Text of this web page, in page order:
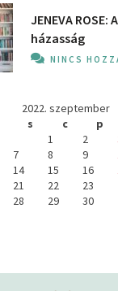
JENEVA
házasság
NINCS
2022. szeptember
s c p
1
2
7 8 9
14 15 16
21 22 23
28 29 30